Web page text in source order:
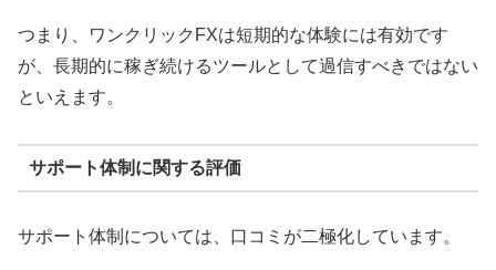
つまり、ワンクリックFXは短期的な体験には有効です
が、長期的に稼ぎ続けるツールとして過信すべきではない
といえます。
サポート体制に関する評価
サポート体制については、口コミが二極化しています。